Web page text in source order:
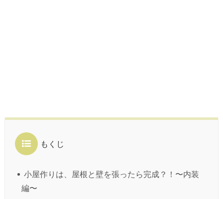
もくじ
小屋作りは、屋根と壁を張ったら完成？！〜内装
編〜